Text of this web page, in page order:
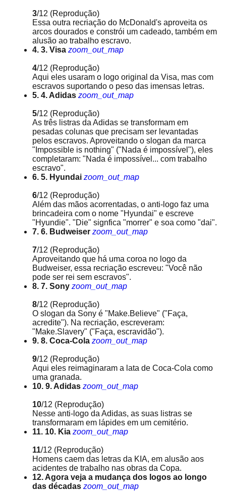
3/12 (Reprodução)
Essa outra recriação do McDonald's aproveita os
arcos dourados e constrói um cadeado, também em
alusão ao trabalho escravo.
4. 3. Visa zoom_out_map
4/12 (Reprodução)
Aqui eles usaram o logo original da Visa, mas com
escravos suportando o peso das imensas letras.
5. 4. Adidas zoom_out_map
5/12 (Reprodução)
As três listras da Adidas se transformam em
pesadas colunas que precisam ser levantadas
pelos escravos. Aproveitando o slogan da marca
"Impossible is nothing" ("Nada é impossível"), eles
completaram: "Nada é impossível... com trabalho
escravo".
6. 5. Hyundai zoom_out_map
6/12 (Reprodução)
Além das mãos acorrentadas, o anti-logo faz uma
brincadeira com o nome "Hyundai" e escreve
"Hyundie". "Die" signfica "morrer" e soa como "dai".
7. 6. Budweiser zoom_out_map
7/12 (Reprodução)
Aproveitando que há uma coroa no logo da
Budweiser, essa recriação escreveu: "Você não
pode ser rei sem escravos".
8. 7. Sony zoom_out_map
8/12 (Reprodução)
O slogan da Sony é "Make.Believe" ("Faça,
acredite"). Na recriação, escreveram:
"Make.Slavery" ("Faça, escravidão").
9. 8. Coca-Cola zoom_out_map
9/12 (Reprodução)
Aqui eles reimaginaram a lata de Coca-Cola como
uma granada.
10. 9. Adidas zoom_out_map
10/12 (Reprodução)
Nesse anti-logo da Adidas, as suas listras se
transformaram em lápides em um cemitério.
11. 10. Kia zoom_out_map
11/12 (Reprodução)
Homens caem das letras da KIA, em alusão aos
acidentes de trabalho nas obras da Copa.
12. Agora veja a mudança dos logos ao longo
das décadas zoom_out_map